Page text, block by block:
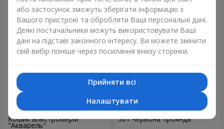
Кошик альстромерій
"Акварель"
301 червона троянда
або застосунок зможуть зберігати інформацію з
Вашого пристрою та обробляти Ваші персональні дані.
Деякі постачальники можуть використовувати Ваші
дані на підставі законного інтересу. Ви можете змінити
свій вибір пізніше через посилання внизу сторінки.
Прийняти всі
Налаштувати